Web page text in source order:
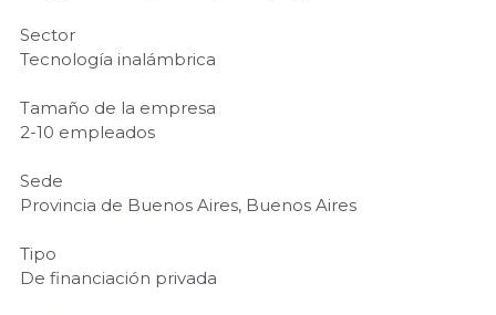
Sector
Tecnología inalámbrica
Tamaño de la empresa
2-10 empleados
Sede
Provincia de Buenos Aires, Buenos Aires
Tipo
De financiación privada